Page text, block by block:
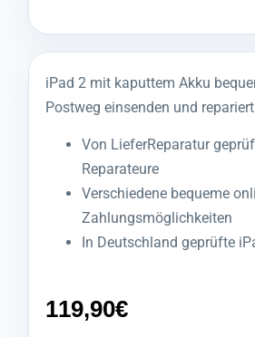
iPad 2 mit kaputtem Akku
Postweg einsenden und
Von LieferReparatur
Reparateure
Verschiedene bequeme
Zahlungsmöglichkeiten
In Deutschland geprüfte
119,90€